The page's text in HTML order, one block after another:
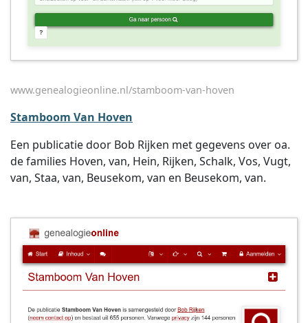
www.genealogieonline.nl/stamboom-van-hoven
Stamboom Van Hoven
Een publicatie door Bob Rijken met gegevens over oa.
de families Hoven, van, Hein, Rijken, Schalk, Vos, Vugt,
van, Staa, van, Beusekom, van en Beusekom, van.